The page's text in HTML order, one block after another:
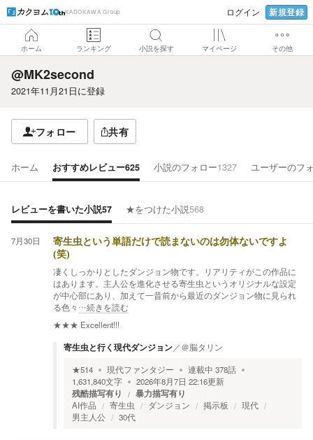
KADOKAWA Group ログイン 新規登録
ホーム ランキング 小説を探す マイページ その他
@MK2second
2021年11月21日に登録
フォロー 共有
ホーム おすすめレビュー625 小説のフォロー1327 ユーザーのフ
レビューを書いた小説57 ★をつけた小説568
7月30日
寄生虫という単語だけで読まないのは勿体ないですよ
(笑)
凄くしっかりとしたダンジョン物です。リアリティがこの作品に
はあります。主人公を進化させる寄生虫というオリジナルな設定
が中心部にあり、加えて一昔前から最近のダンジョン物に見られ
る色々 …続きを読む
★★★ Excellent!!!
寄生虫と行く現代ダンジョン／＠脳タリン
★514 現代ファンタジー 連載中 378話
1,631,840文字 2026年8月7日 22:16更新
残酷描写有り 暴力描写有り
AI作品 寄生虫 ダンジョン 掲示板
現代
男主人公
30代